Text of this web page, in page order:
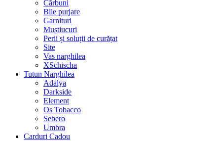
Cărbuni
Bile purjare
Garnituri
Muștiucuri
Perii și soluții de curățat
Site
Vas narghilea
XSchischa
Tutun Narghilea
Adalya
Darkside
Element
Os Tobacco
Sebero
Umbra
Carduri Cadou